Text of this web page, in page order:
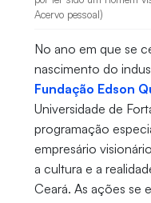
Acervo pessoal)
No ano em que se
nascimento do
Fundação Edson
Universidade de
programação
empresário
a cultura e a
Ceará. As ações se